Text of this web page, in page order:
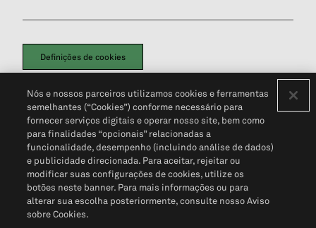
Definições de cookies
Política de PrivacidadePortal de privacidade do cliente (em inglês)
Não Venda Minhas Informações Pessoais© 2026 S&P Global
Nós e nossos parceiros utilizamos cookies e ferramentas
semelhantes (“Cookies”) conforme necessário para
fornecer serviços digitais e operar nosso site, bem como
para finalidades “opcionais” relacionadas a
funcionalidade, desempenho (incluindo análise de dados)
e publicidade direcionada. Para aceitar, rejeitar ou
modificar suas configurações de cookies, utilize os
botões neste banner. Para mais informações ou para
alterar sua escolha posteriormente, consulte nosso Aviso
sobre Cookies.